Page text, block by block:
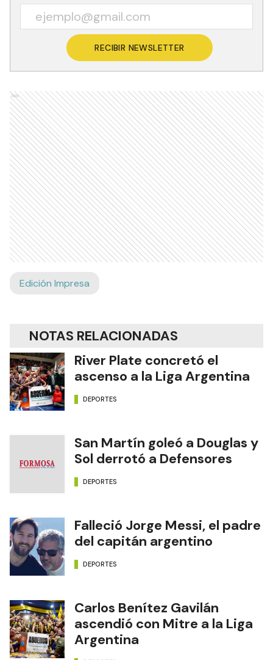
Ads
NOTAS RELACIONADAS
River Plate concretó el
ascenso a la Liga Argentina
San Martín goleó a Douglas y
Sol derrotó a Defensores
Falleció Jorge Messi, el padre
del capitán argentino
Carlos Benítez Gavilán
ascendió con Mitre a la Liga
Argentina